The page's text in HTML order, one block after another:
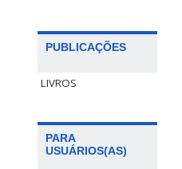
PUBLICAÇÕES
LIVROS
PARA
USUÁRIOS(AS)